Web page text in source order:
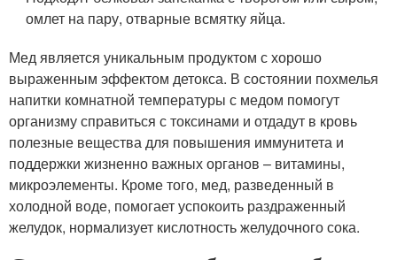
омлет на пару, отварные всмятку яйца.
Мед является уникальным продуктом с хорошо
выраженным эффектом детокса. В состоянии похмелья
напитки комнатной температуры с медом помогут
организму справиться с токсинами и отдадут в кровь
полезные вещества для повышения иммунитета и
поддержки жизненно важных органов – витамины,
микроэлементы. Кроме того, мед, разведенный в
холодной воде, помогает успокоить раздраженный
желудок, нормализует кислотность желудочного сока.